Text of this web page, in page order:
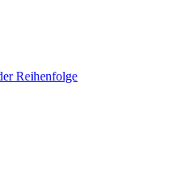
Reihenfolge